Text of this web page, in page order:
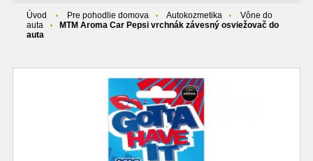
Úvod Pre pohodlie domova Autokozmetika
Vône do
auta
MTM Aroma Car Pepsi vrchnák závesný osviežovač do
auta